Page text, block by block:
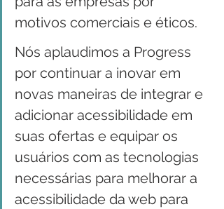
motivos comerciais e éticos.
Nós aplaudimos a Progress
por continuar a inovar em
novas maneiras de integrar e
adicionar acessibilidade em
suas ofertas e equipar os
usuários com as tecnologias
necessárias para melhorar a
acessibilidade da web para